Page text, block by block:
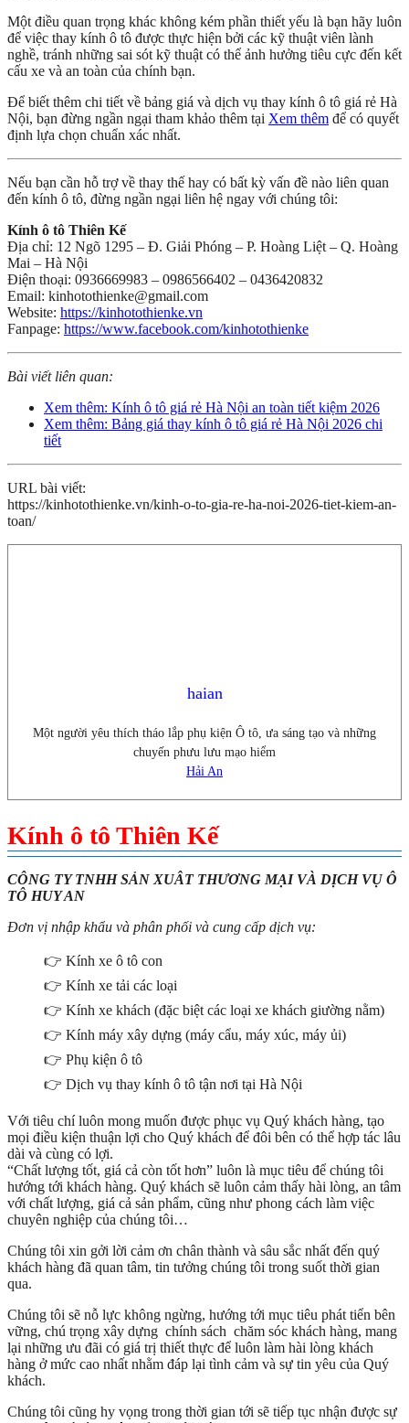
Một điều quan trọng khác không kém phần thiết yếu là bạn hãy luôn
để việc thay kính ô tô được thực hiện bởi các kỹ thuật viên lành
nghề, tránh những sai sót kỹ thuật có thể ảnh hưởng tiêu cực đến kết
cấu xe và an toàn của chính bạn.
Để biết thêm chi tiết về bảng giá và dịch vụ thay kính ô tô giá rẻ Hà
Nội, bạn đừng ngần ngại tham khảo thêm tại Xem thêm để có quyết
định lựa chọn chuẩn xác nhất.
Nếu bạn cần hỗ trợ về thay thế hay có bất kỳ vấn đề nào liên quan
đến kính ô tô, đừng ngần ngại liên hệ ngay với chúng tôi:
Kính ô tô Thiên Kế
Địa chỉ: 12 Ngõ 1295 – Đ. Giải Phóng – P. Hoàng Liệt – Q. Hoàng
Mai – Hà Nội
Điện thoại: 0936669983 – 0986566402 – 0436420832
Email: kinhotothienke@gmail.com
Website: https://kinhotothienke.vn
Fanpage: https://www.facebook.com/kinhotothienke
Bài viết liên quan:
Xem thêm: Kính ô tô giá rẻ Hà Nội an toàn tiết kiệm 2026
Xem thêm: Bảng giá thay kính ô tô giá rẻ Hà Nội 2026 chi
tiết
URL bài viết:
https://kinhotothienke.vn/kinh-o-to-gia-re-ha-noi-2026-tiet-kiem-an-
toan/
haian
Một người yêu thích tháo lắp phụ kiện Ô tô, ưa sáng tạo và những
chuyến phưu lưu mạo hiểm
Hải An
Kính ô tô Thiên Kế
CÔNG TY TNHH SẢN XUÂT THƯƠNG MẠI VÀ DỊCH VỤ Ô
TÔ HUY AN
Đơn vị nhập khẩu và phân phối và cung cấp dịch vụ:
👉 Kính xe ô tô con
👉 Kính xe tải các loại
👉 Kính xe khách (đặc biệt các loại xe khách giường nằm)
👉 Kính máy xây dựng (máy cẩu, máy xúc, máy ủi)
👉 Phụ kiện ô tô
👉 Dịch vụ thay kính ô tô tận nơi tại Hà Nội
Với tiêu chí luôn mong muốn được phục vụ Quý khách hàng, tạo
mọi điều kiện thuận lợi cho Quý khách để đôi bên có thể hợp tác lâu
dài và cùng có lợi.
“Chất lượng tốt, giá cả còn tốt hơn” luôn là mục tiêu để chúng tôi
hướng tới khách hàng. Quý khách sẽ luôn cảm thấy hài lòng, an tâm
với chất lượng, giá cả sản phẩm, cũng như phong cách làm việc
chuyên nghiệp của chúng tôi…
Chúng tôi xin gởi lời cảm ơn chân thành và sâu sắc nhất đến quý
khách hàng đã quan tâm, tin tưởng chúng tôi trong suốt thời gian
qua.
Chúng tôi sẽ nỗ lực không ngừng, hướng tới mục tiêu phát tiển bên
vững, chú trọng xây dựng chính sách chăm sóc khách hàng, mang
lại những ưu đãi có giá trị thiết thực để luôn làm hài lòng khách
hàng ở mức cao nhất nhằm đáp lại tình cảm và sự tin yêu của Quý
khách.
Chúng tôi cũng hy vọng trong thời gian tới sẽ tiếp tục nhận được sự